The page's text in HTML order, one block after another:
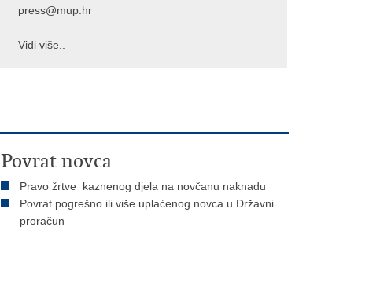
press@mup.hr
Vidi više..
Povrat novca
Pravo žrtve kaznenog djela na novčanu naknadu
Povrat pogrešno ili više uplaćenog novca u Državni
proračun